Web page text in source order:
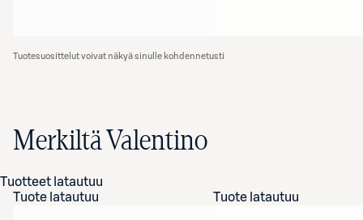
Tuotesuosittelut voivat näkyä sinulle kohdennetusti
Merkiltä Valentino
Tuotteet latautuu
Tuote latautuu
Tuote latautuu